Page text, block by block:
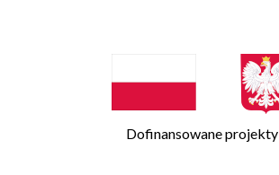
Dofinansowane projekty